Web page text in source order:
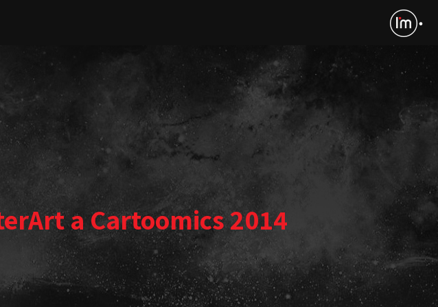
a Cartoomics 2014